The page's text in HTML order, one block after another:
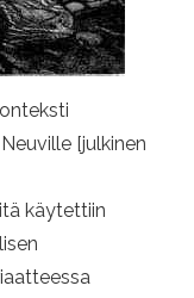
[julkinen
käytettiin